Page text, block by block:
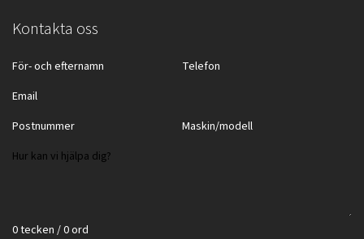
Kontakta oss
0 tecken / 0 ord